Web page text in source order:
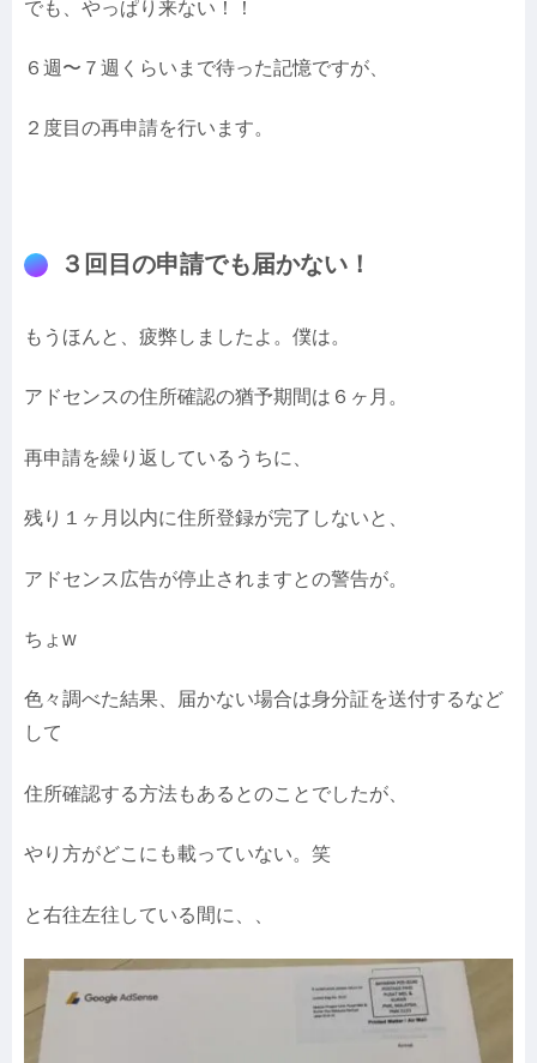
でも、やっぱり来ない！！
６週〜７週くらいまで待った記憶ですが、
２度目の再申請を行います。
３回目の申請でも届かない！
もうほんと、疲弊しましたよ。僕は。
アドセンスの住所確認の猶予期間は６ヶ月。
再申請を繰り返しているうちに、
残り１ヶ月以内に住所登録が完了しないと、
アドセンス広告が停止されますとの警告が。
ちょw
色々調べた結果、届かない場合は身分証を送付するなど
して
住所確認する方法もあるとのことでしたが、
やり方がどこにも載っていない。笑
と右往左往している間に、、